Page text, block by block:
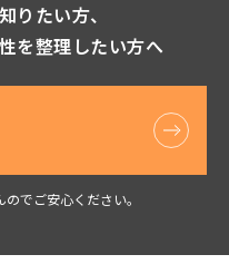
りたい方、
を整理したい方へ
でご安心ください。